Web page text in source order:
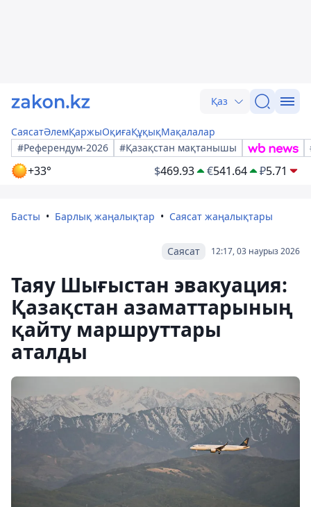
Қаз
СаясатӘлемҚаржыОқиғаҚұқықМақалалар
#Референдум-2026
#Қазақстан мақтанышы
+33° $469.93 €541.64 ₽5.71
Басты Барлық жаңалықтар Саясат жаңалықтары
12:17, 03 наурыз 2026
Саясат
Таяу Шығыстан эвакуация:
Қазақстан азаматтарының
қайту маршруттары
аталды